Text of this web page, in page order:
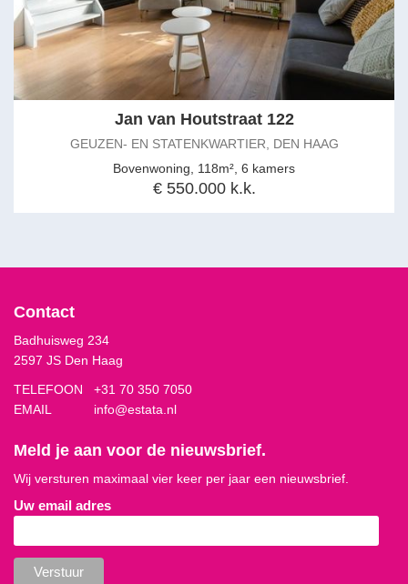
Jan van Houtstraat 122
GEUZEN- EN STATENKWARTIER, DEN HAAG
Bovenwoning, 118m², 6 kamers
€ 550.000 k.k.
Contact
Badhuisweg 234
2597 JS Den Haag
TELEFOON +31 70 350 7050
EMAIL
info@estata.nl
Meld je aan voor de nieuwsbrief.
Wij versturen maximaal vier keer per jaar een nieuwsbrief.
Uw email adres